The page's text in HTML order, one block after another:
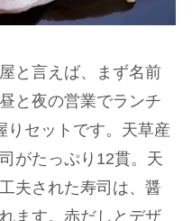
と言えば、まず名前
と夜の営業でランチ
りセットです。天草産
がたっぷり12貫。天
夫された寿司は、醤
ます。赤だしとデザ